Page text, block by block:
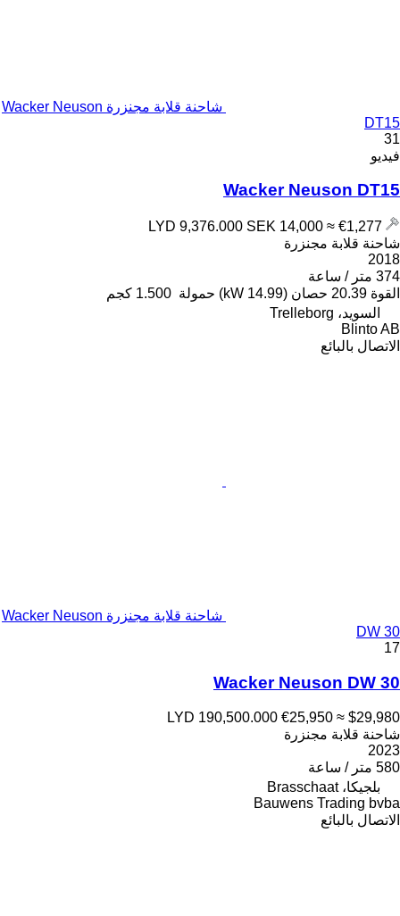
شاحنة قلابة مجنزرة Wacker Neuson
DT15
31
فيديو
Wacker Neuson DT15
SEK 14,000 ≈ €1,277
شاحنة قلابة مجنزرة
2018
374 متر / ساعة
القوة 20.39 حصان (14.99 kW) حمولة 1.500 كجم
السويد، Trelleborg
Blinto AB
الاتصال بالبائع
شاحنة قلابة مجنزرة Wacker Neuson
DW 30
17
Wacker Neuson DW 30
LYD 190,500.000 €25,950 ≈ $29,980
شاحنة قلابة مجنزرة
2023
580 متر / ساعة
بلجيكا، Brasschaat
Bauwens Trading bvba
الاتصال بالبائع